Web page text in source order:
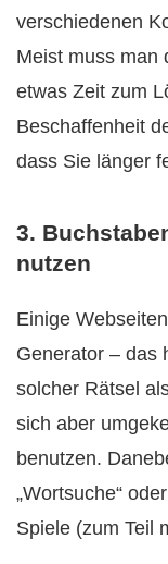
verschiedenen
Meist muss man
etwas Zeit zum
Beschaffenheit
dass Sie länger
3.
nutzen
Einige
Generator – das
solcher Rätsel
sich aber
benutzen.
„Wortsuche“
Spiele (zum Teil